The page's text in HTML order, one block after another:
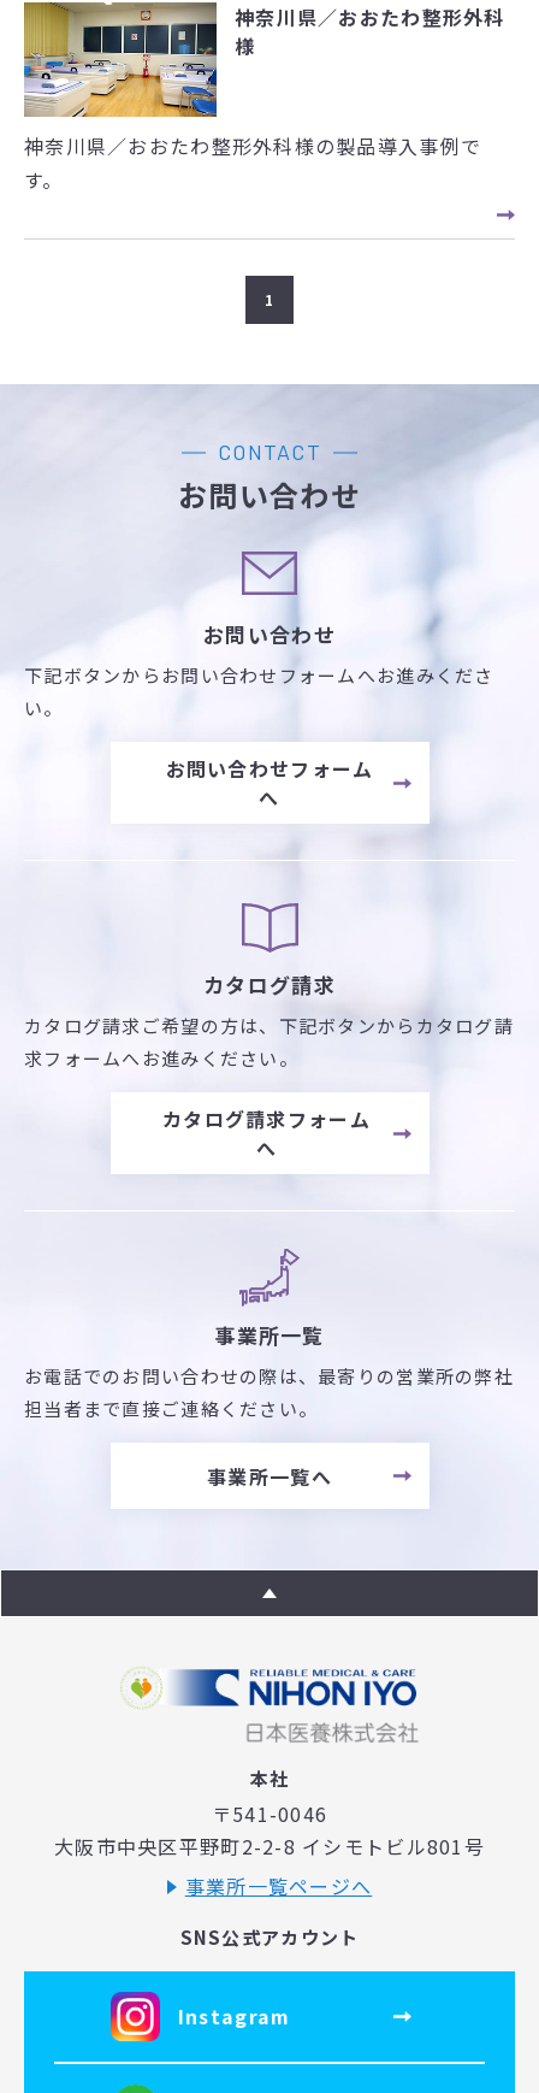
神奈川県／おおたわ整形外科
様
神奈川県／おおたわ整形外科様の製品導入事例で
す。
1
CONTACT
お問い合わせ
お問い合わせ
下記ボタンからお問い合わせフォームへお進みくださ
い。
お問い合わせフォーム
へ
カタログ請求
カタログ請求ご希望の方は、 下記ボタンからカタログ請
求フォームへお進みください。
カタログ請求フォーム
へ
事業所一覧
お電話でのお問い合わせの際は、最寄りの営業所の弊社
担当者まで直接ご連絡ください。
事業所一覧へ
本社
〒541-0046
大阪市中央区平野町2-2-8 イシモトビル801号
事業所一覧ページへ
SNS公式アカウント
Instagram